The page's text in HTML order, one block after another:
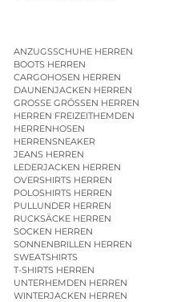
ANZUGSSCHUHE HERREN
BOOTS HERREN
CARGOHOSEN HERREN
DAUNENJACKEN HERREN
GROSSE GRÖSSEN HERREN
HERREN FREIZEITHEMDEN
HERRENHOSEN
HERRENSNEAKER
JEANS HERREN
LEDERJACKEN HERREN
OVERSHIRTS HERREN
POLOSHIRTS HERREN
PULLUNDER HERREN
RUCKSÄCKE HERREN
SOCKEN HERREN
SONNENBRILLEN HERREN
SWEATSHIRTS
T-SHIRTS HERREN
UNTERHEMDEN HERREN
WINTERJACKEN HERREN